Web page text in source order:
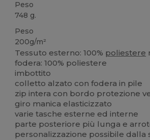
Peso
748 g.
Peso
200g/m²
Tessuto esterno: 100% poliestere
fodera: 100% poliestere
imbottito
colletto alzato con fodera in pile
zip intera con bordo protezione
giro manica elasticizzato
varie tasche esterne ed interne
parte posteriore più lunga e
personalizzazione possibile dalla